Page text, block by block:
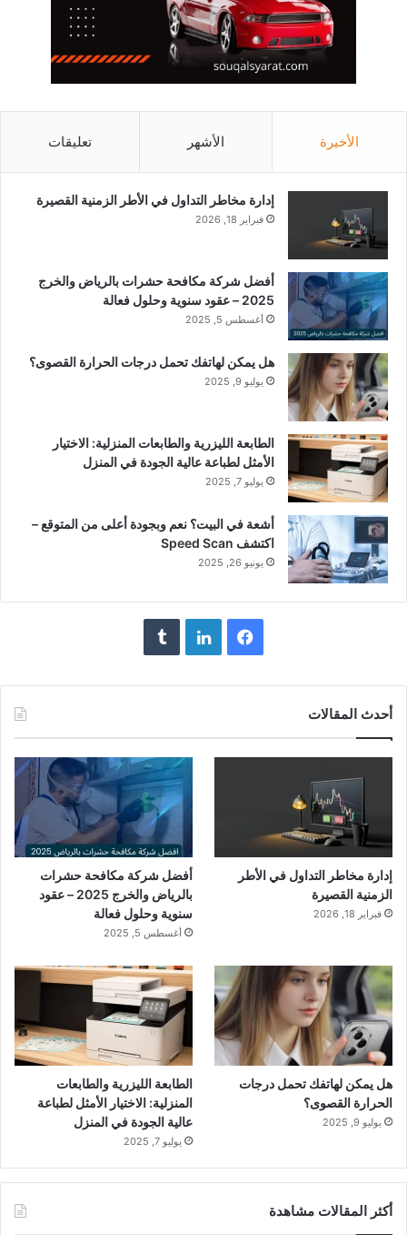
الأخيرة الأشهر تعليقات
إدارة مخاطر التداول في الأطر الزمنية القصيرة
فبراير 18, 2026
أفضل شركة مكافحة حشرات بالرياض والخرج
2025 – عقود سنوية وحلول فعالة
أغسطس 5, 2025
هل يمكن لهاتفك تحمل درجات الحرارة القصوى؟
يوليو 9, 2025
الطابعة الليزرية والطابعات المنزلية: الاختيار
الأمثل لطباعة عالية الجودة في المنزل
يوليو 7, 2025
أشعة في البيت؟ نعم وبجودة أعلى من المتوقع –
اكتشف Speed Scan
يونيو 26, 2025
فيسبوكلينكدإن
‏Tumblr
أحدث المقالات
إدارة مخاطر التداول في الأطر
الزمنية القصيرة
فبراير 18, 2026
أفضل شركة مكافحة حشرات
بالرياض والخرج 2025 – عقود
سنوية وحلول فعالة
أغسطس 5, 2025
هل يمكن لهاتفك تحمل درجات
الحرارة القصوى؟
يوليو 9, 2025
الطابعة الليزرية والطابعات
المنزلية: الاختيار الأمثل لطباعة
عالية الجودة في المنزل
يوليو 7, 2025
أكثر المقالات مشاهدة